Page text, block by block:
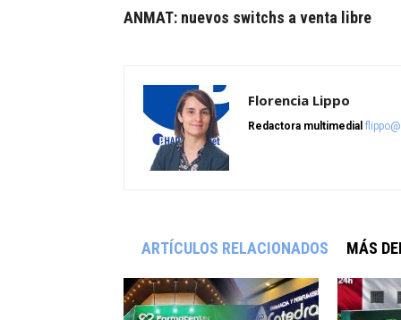
ANMAT: nuevos switchs a venta libre
Florencia Lippo
Redactora multimedial
ARTÍCULOS RELACIONADOS MÁS